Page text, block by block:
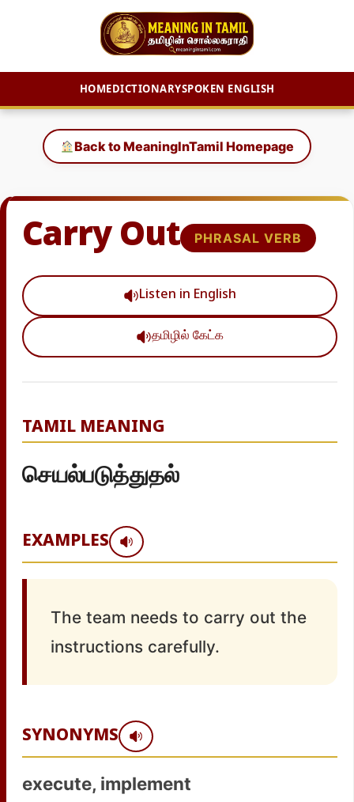
HOMEDICTIONARYSPOKEN ENGLISH
content
Back to MeaningInTamil Homepage
Carry Out PHRASAL VERB
Listen in English
தமிழில் கேட்க
TAMIL MEANING
செயல்படுத்துதல்
EXAMPLES
The team needs to carry out the
instructions carefully.
SYNONYMS
execute, implement